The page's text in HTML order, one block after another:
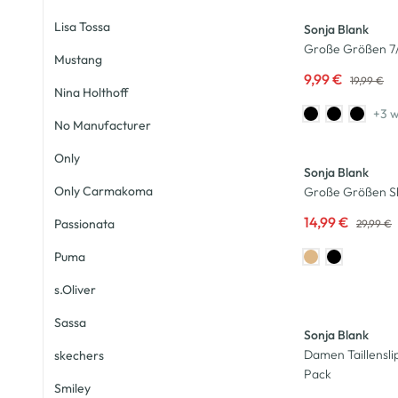
Sonja Blank
Große Größen
9,99 € 19,99 €
+3
Sonja Blank
Große Größen
14,99 € 29,99 €
Sonja Blank
Damen
Pack
Lisa Tossa
Mustang
Nina Holthoff
No Manufacturer
Only
Only Carmakoma
Passionata
Puma
s.Oliver
Sassa
skechers
Smiley